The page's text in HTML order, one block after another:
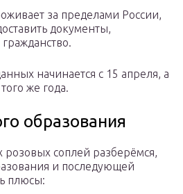
за пределами России,
документы,
начинается с 15 апреля, а
же года.
образования
розовых соплей разберёмся,
и последующей
плюсы: